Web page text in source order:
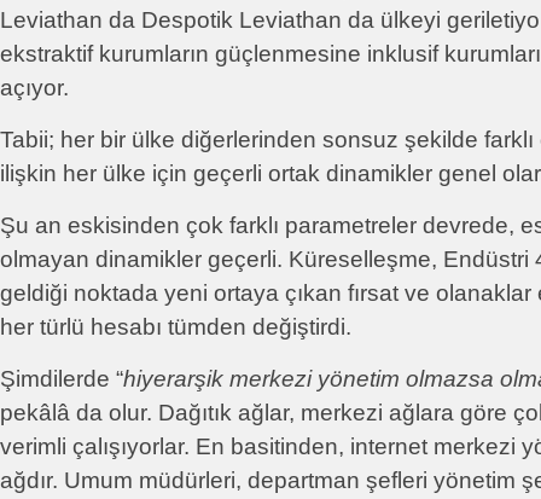
Leviathan da Despotik Leviathan da ülkeyi
ekstraktif kurumların güçlenmesine inklusif
açıyor.
Tabii; her bir ülke diğerlerinden sonsuz şekilde
ilişkin her ülke için geçerli ortak dinamikler genel
Şu an eskisinden çok farklı parametreler devrede,
olmayan dinamikler geçerli. Küreselleşme, Endüstri
geldiği noktada yeni ortaya çıkan fırsat ve
her türlü hesabı tümden değiştirdi.
Şimdilerde “hiyerarşik merkezi yönetim olmazsa
pekâlâ da olur. Dağıtık ağlar, merkezi ağlara göre
verimli çalışıyorlar. En basitinden, internet merkezi
ağdır. Umum müdürleri, departman şefleri yönetim